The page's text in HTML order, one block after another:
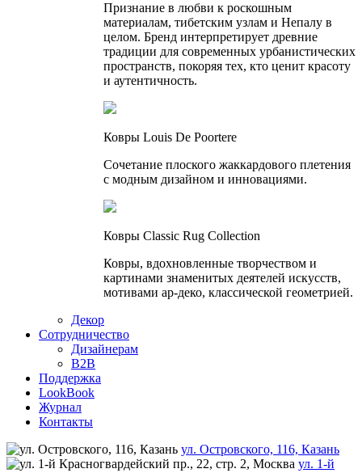
Признание в любви к роскошным
материалам, тибетским узлам и Непалу в
целом. Бренд интерпретирует древние
традиции для современных урбанистических
пространств, покоряя тех, кто ценит красоту
и аутентичность.
Ковры Louis De Poortere
Сочетание плоского жаккардового плетения
с модным дизайном и инновациями.
Ковры Classic Rug Collection
Ковры, вдохновленные творчеством и
картинами знаменитых деятелей искусств,
мотивами ар-деко, классической геометрией.
Декор
Сотрудничество
Дизайнерам
B2B
Поддержка
LookBook
Журнал
Контакты
ул. Островского, 116, Казань
ул. 1-й